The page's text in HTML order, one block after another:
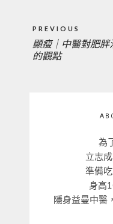
導
PREVIOUS
PREVIOUS
顯瘦｜中醫對肥胖
的觀點
為
立志
準備
身高
隱身益曼中醫